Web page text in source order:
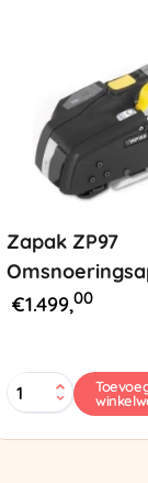
Zapak ZP97
€1.499,00
Zapak
ZP97
aantal